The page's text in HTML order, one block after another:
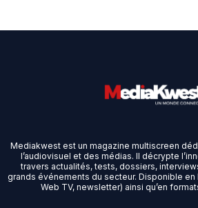
Mediakwest est un magazine multiscreen
l’audiovisuel et des médias. Il décrypte
travers actualités, tests, dossiers,
grands événements du secteur. Disponible
Web TV, newsletter) ainsi qu’en